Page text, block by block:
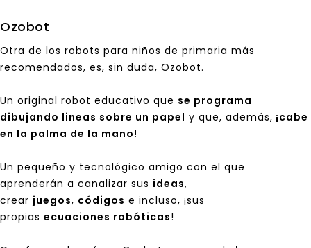
Ozobot
Otra de los robots para niños de primaria más
recomendados, es, sin duda, Ozobot.
Un original robot educativo que se programa
dibujando lineas sobre un papel y que, además, ¡cabe
en la palma de la mano!
Un pequeño y tecnológico amigo con el que
aprenderán a canalizar sus ideas,
crear juegos, códigos e incluso, ¡sus
propias ecuaciones robóticas!